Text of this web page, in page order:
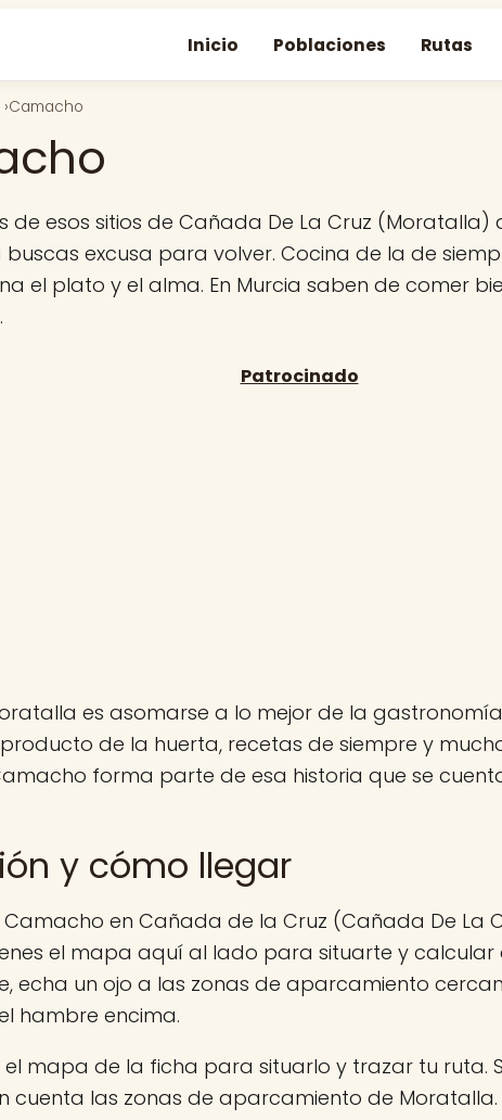
Inicio Poblaciones Rutas
Camacho
de esos sitios de Cañada De La Cruz (Moratalla)
buscas excusa para volver. Cocina de la de
el plato y el alma. En Murcia saben de comer
es asomarse a lo mejor de la
de la huerta, recetas de siempre y
forma parte de esa historia que se
y cómo llegar
en Cañada de la Cruz (Cañada De La
el mapa aquí al lado para situarte y calcular
echa un ojo a las zonas de aparcamiento
hambre encima.
el mapa de la ficha para situarlo y trazar tu ruta.
cuenta las zonas de aparcamiento de Moratalla.